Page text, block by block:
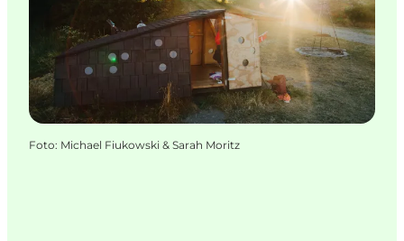
Foto: Michael Fiukowski & Sarah Moritz